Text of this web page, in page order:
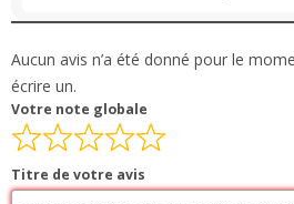
Aucun avis n’a été donné pour le
écrire un.
Votre note globale
Titre de votre avis